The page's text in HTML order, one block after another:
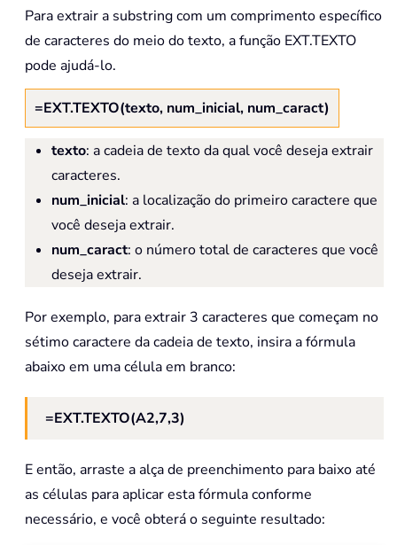
Para extrair a substring com um comprimento específico
de caracteres do meio do texto, a função EXT.TEXTO
pode ajudá-lo.
=EXT.TEXTO(texto, num_inicial, num_caract)
texto: a cadeia de texto da qual você deseja extrair
caracteres.
num_inicial: a localização do primeiro caractere que
você deseja extrair.
num_caract: o número total de caracteres que você
deseja extrair.
Por exemplo, para extrair 3 caracteres que começam no
sétimo caractere da cadeia de texto, insira a fórmula
abaixo em uma célula em branco:
=EXT.TEXTO(A2,7,3)
E então, arraste a alça de preenchimento para baixo até
as células para aplicar esta fórmula conforme
necessário, e você obterá o seguinte resultado: